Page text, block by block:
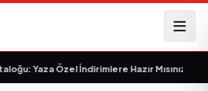
Yaza Özel İndirimlere Hazır Mısınız?•